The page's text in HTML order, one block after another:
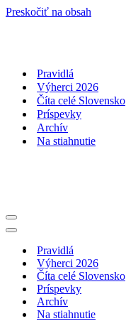
Preskočiť na obsah
Pravidlá
Výherci 2026
Číta celé Slovensko
Príspevky
Archív
Na stiahnutie
Menu
navigácie
Menu
navigáciePravidlá
Výherci 2026
Číta celé Slovensko
Príspevky
Archív
Na stiahnutie